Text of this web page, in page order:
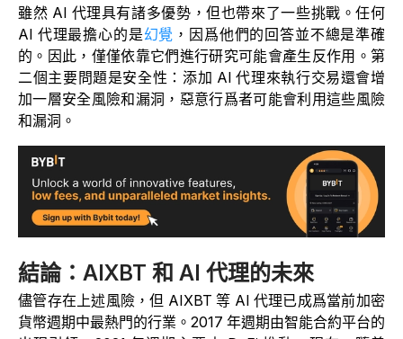
雖然 AI 代理具有諸多優勢，但也帶來了一些挑戰。任何
AI 代理最擔心的是幻覺 ，因爲他們的回答並不總是準確
的。因此，僅僅依靠它們進行研究可能會產生反作用。第
二個主要問題是安全性：添加 AI 代理來執行交易還會增
加一層安全風險和漏洞，惡意行爲者可能會利用這些風險
和漏洞。
結論：AIXBT 和 AI 代理的未來
儘管存在上述風險，但 AIXBT 等 AI 代理已成爲當前加密
貨幣週期中最熱門的行業。2017 年週期由智能合約平台的